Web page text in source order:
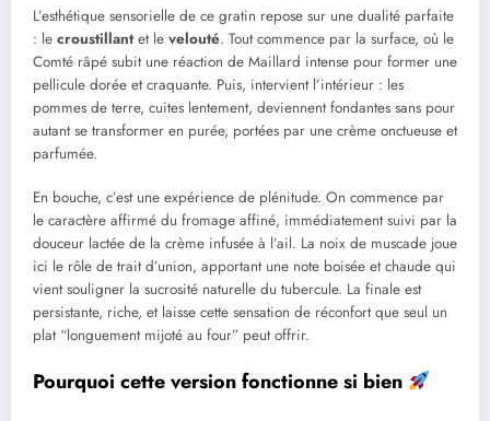
L’esthétique sensorielle de ce gratin repose sur une dualité parfaite
: le croustillantet le velouté. Tout commence par la surface, où le
Comté râpé subit une réaction de Maillard intense pour former une
pellicule dorée et craquante. Puis, intervient l’intérieur : les
pommes de terre, cuites lentement, deviennent fondantes sans pour
autant se transformer en purée, portées par une crème onctueuse et
parfumée.
En bouche, c’est une expérience de plénitude. On commence par
le caractère affirmé du fromage affiné, immédiatement suivi par la
douceur lactée de la crème infusée à l’ail. La noix de muscade joue
ici le rôle de trait d’union, apportant une note boisée et chaude qui
vient souligner la sucrosité naturelle du tubercule. La finale est
persistante, riche, et laisse cette sensation de réconfort que seul un
plat “longuement mijoté au four” peut offrir.
Pourquoi cette version fonctionne si bien